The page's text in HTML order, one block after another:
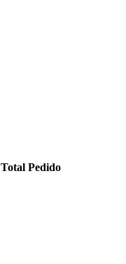
Total Pedido